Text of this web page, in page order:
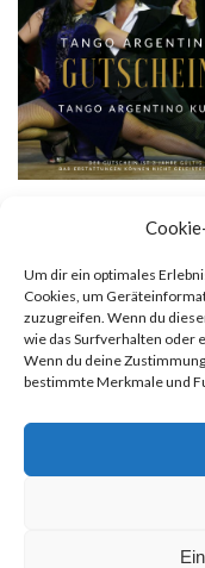
Um dir ein optimales
Cookies, um
zuzugreifen. Wenn du
wie das Surfverhalten oder
Wenn du deine
bestimmte Merkmale und
Geschenkkarte kaufen